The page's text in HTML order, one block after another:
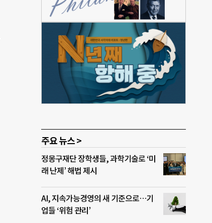
주요 뉴스 >
정몽구재단 장학생들, 과학기술로 ‘미
래 난제’ 해법 제시
AI, 지속가능경영의 새 기준으로…기
업들 ‘위험 관리’